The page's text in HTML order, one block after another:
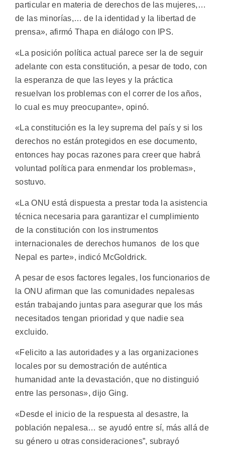
particular en materia de derechos de las mujeres,…
de las minorías,… de la identidad y la libertad de
prensa», afirmó Thapa en diálogo con IPS.
«La posición política actual parece ser la de seguir
adelante con esta constitución, a pesar de todo, con
la esperanza de que las leyes y la práctica
resuelvan los problemas con el correr de los años,
lo cual es muy preocupante», opinó.
«La constitución es la ley suprema del país y si los
derechos no están protegidos en ese documento,
entonces hay pocas razones para creer que habrá
voluntad política para enmendar los problemas»,
sostuvo.
«La ONU está dispuesta a prestar toda la asistencia
técnica necesaria para garantizar el cumplimiento
de la constitución con los instrumentos
internacionales de derechos humanos de los que
Nepal es parte», indicó McGoldrick.
A pesar de esos factores legales, los funcionarios de
la ONU afirman que las comunidades nepalesas
están trabajando juntas para asegurar que los más
necesitados tengan prioridad y que nadie sea
excluido.
«Felicito a las autoridades y a las organizaciones
locales por su demostración de auténtica
humanidad ante la devastación, que no distinguió
entre las personas», dijo Ging.
«Desde el inicio de la respuesta al desastre, la
población nepalesa… se ayudó entre sí, más allá de
su género u otras consideraciones”, subrayó